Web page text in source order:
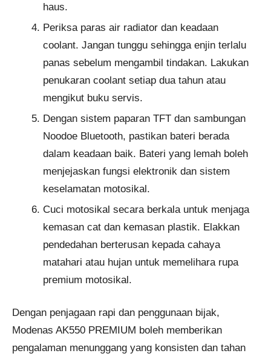
haus.
Periksa paras air radiator dan keadaan
coolant. Jangan tunggu sehingga enjin terlalu
panas sebelum mengambil tindakan. Lakukan
penukaran coolant setiap dua tahun atau
mengikut buku servis.
Dengan sistem paparan TFT dan sambungan
Noodoe Bluetooth, pastikan bateri berada
dalam keadaan baik. Bateri yang lemah boleh
menjejaskan fungsi elektronik dan sistem
keselamatan motosikal.
Cuci motosikal secara berkala untuk menjaga
kemasan cat dan kemasan plastik. Elakkan
pendedahan berterusan kepada cahaya
matahari atau hujan untuk memelihara rupa
premium motosikal.
Dengan penjagaan rapi dan penggunaan bijak,
Modenas AK550 PREMIUM boleh memberikan
pengalaman menunggang yang konsisten dan tahan